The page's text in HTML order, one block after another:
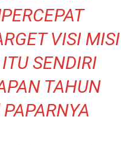
VISI MISI
SENDIRI
TAHUN